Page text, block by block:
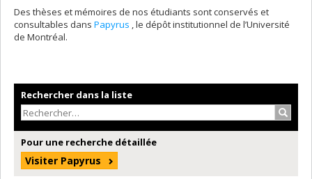
Des thèses et mémoires de nos étudiants sont conservés et
consultables dans Papyrus , le dépôt institutionnel de l’Université
de Montréal.
Rechercher dans la liste
Pour une recherche détaillée
Visiter Papyrus